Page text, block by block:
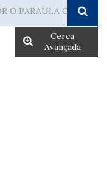
Cerca
Avançada